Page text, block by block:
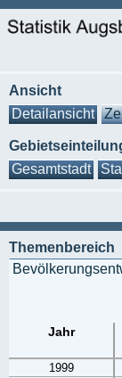
Ansicht
Detailansicht
Gesamtstadt
Themenbereich
Jahr
1999